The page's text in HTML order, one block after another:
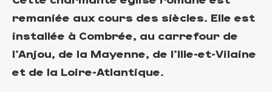
remaniée aux cours des siècles. Elle est
installée à Combrée, au carrefour de
l'Anjou, de la Mayenne, de l'Ille-et-Vilaine
et de la Loire-Atlantique.